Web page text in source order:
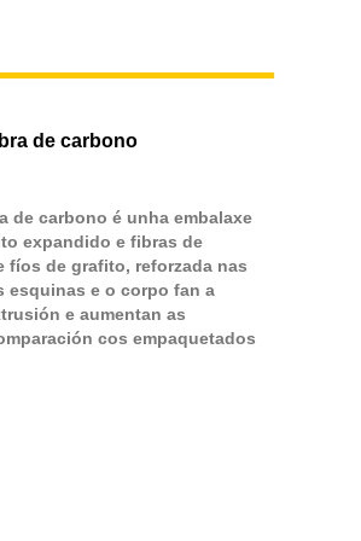
de carbono
de carbono é unha embalaxe
expandido e fibras de
fíos de grafito, reforzada nas
esquinas e o corpo fan a
e aumentan as
cos empaquetados